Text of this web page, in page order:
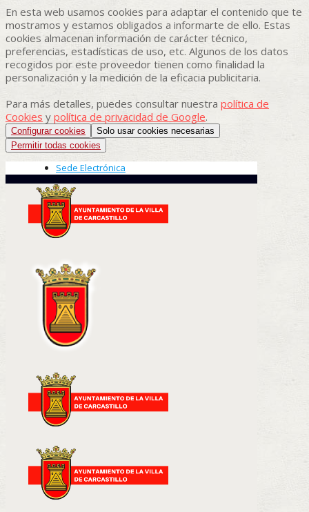
En esta web usamos cookies para adaptar el contenido que te
mostramos y estamos obligados a informarte de ello. Estas
cookies almacenan información de carácter técnico,
preferencias, estadísticas de uso, etc. Algunos de los datos
recogidos por este proveedor tienen como finalidad la
personalización y la medición de la eficacia publicitaria.
Para más detalles, puedes consultar nuestra política de
Cookies y política de privacidad de Google.
Configurar cookies
Solo usar cookies necesarias
Permitir todas cookies
Sede Electrónica